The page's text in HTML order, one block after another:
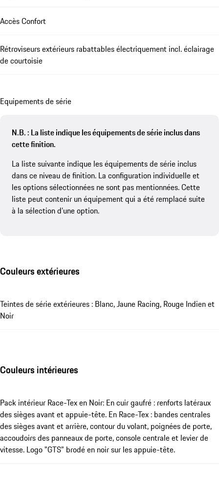
Accès Confort
Rétroviseurs extérieurs rabattables électriquement incl. éclairage
de courtoisie
Equipements de série
N.B. : La liste indique les équipements de série inclus dans
cette finition.
La liste suivante indique les équipements de série inclus
dans ce niveau de finition. La configuration individuelle et
les options sélectionnées ne sont pas mentionnées. Cette
liste peut contenir un équipement qui a été remplacé suite
à la sélection d’une option.
Couleurs extérieures
Teintes de série extérieures : Blanc, Jaune Racing, Rouge Indien et
Noir
Couleurs intérieures
Pack intérieur Race-Tex en Noir: En cuir gaufré : renforts latéraux
des sièges avant et appuie-tête. En Race-Tex : bandes centrales
des sièges avant et arrière, contour du volant, poignées de porte,
accoudoirs des panneaux de porte, console centrale et levier de
vitesse. Logo "GTS" brodé en noir sur les appuie-tête.